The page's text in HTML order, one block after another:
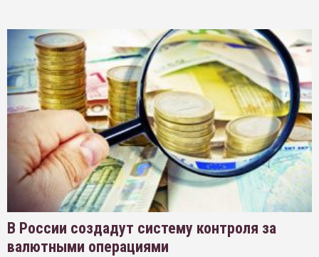
В России создадут систему контроля за
валютными операциями